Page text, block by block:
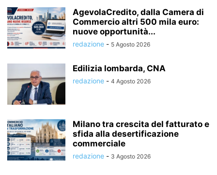
AgevolaCredito, dalla Camera di
Commercio altri 500 mila euro:
nuove opportunità...
redazione - 5 Agosto 2026
Edilizia lombarda, CNA
redazione - 4 Agosto 2026
Milano tra crescita del fatturato e
sfida alla desertificazione
commerciale
redazione - 3 Agosto 2026